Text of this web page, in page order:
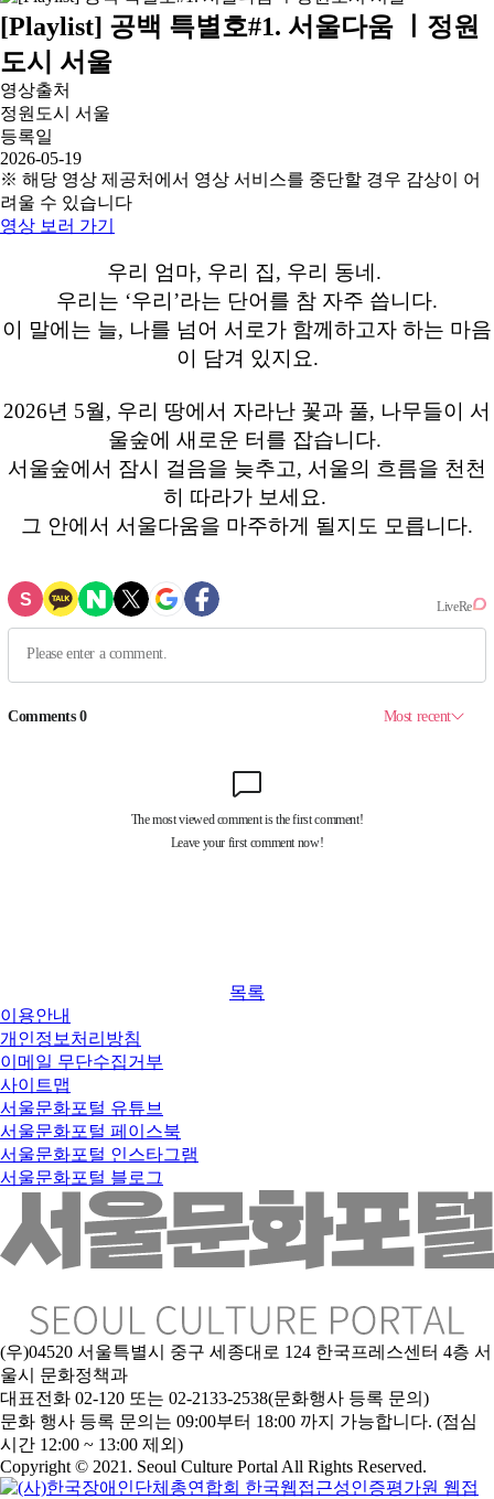
[Playlist] 공백 특별호#1. 서울다움 ㅣ정원
도시 서울
영상출처
정원도시 서울
등록일
2026-05-19
※ 해당 영상 제공처에서 영상 서비스를 중단할 경우 감상이 어
려울 수 있습니다
영상 보러 가기
우리 엄마, 우리 집, 우리 동네.
우리는 ‘우리’라는 단어를 참 자주 씁니다.
이 말에는 늘, 나를 넘어 서로가 함께하고자 하는 마음
이 담겨 있지요.
2026년 5월, 우리 땅에서 자라난 꽃과 풀, 나무들이 서
울숲에 새로운 터를 잡습니다.
서울숲에서 잠시 걸음을 늦추고, 서울의 흐름을 천천
히 따라가 보세요.
그 안에서 서울다움을 마주하게 될지도 모릅니다.
목록
이용안내
개인정보처리방침
이메일 무단수집거부
사이트맵
서울문화포털 유튜브
서울문화포털 페이스북
서울문화포털 인스타그램
서울문화포털 블로그
(우)04520 서울특별시 중구 세종대로 124 한국프레스센터 4층 서
울시 문화정책과
대표전화 02-120 또는 02-2133-2538(문화행사 등록 문의)
문화 행사 등록 문의는 09:00부터 18:00 까지 가능합니다. (점심
시간 12:00 ~ 13:00 제외)
Copyright © 2021. Seoul Culture Portal All Rights Reserved.